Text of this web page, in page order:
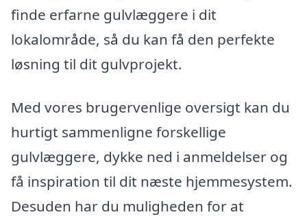
finde erfarne gulvlæggere i dit
lokalområde, så du kan få den perfekte
løsning til dit gulvprojekt.
Med vores brugervenlige oversigt kan du
hurtigt sammenligne forskellige
gulvlæggere, dykke ned i anmeldelser og
få inspiration til dit næste hjemmesystem.
Desuden har du muligheden for at